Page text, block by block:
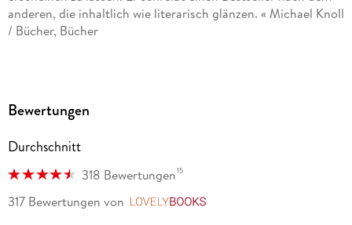
anderen, die inhaltlich wie literarisch glänzen. « Michael Knoll
/ Bücher, Bücher
»Wenn es überhaupt einen Schriftsteller gibt, dessen Feder
Berliner Morgenpost, Berliner Morgenpost
Bewertungen
Durchschnitt
318 Bewertungen15
317 Bewertungen von